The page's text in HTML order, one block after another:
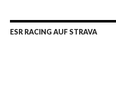
ESR RACING AUF STRAVA